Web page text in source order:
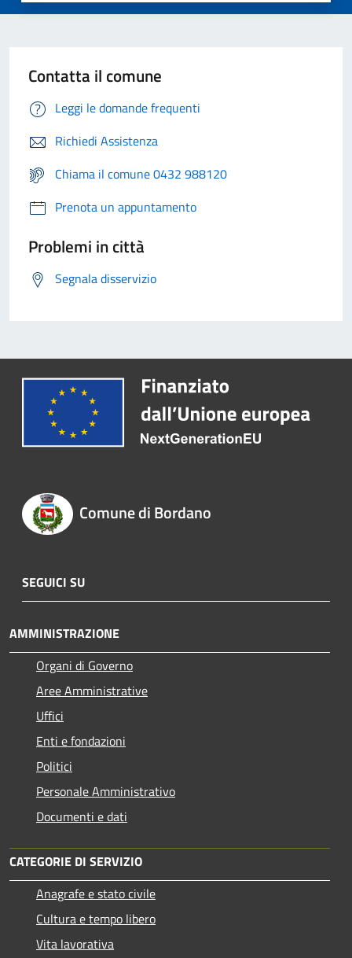
Contatta il comune
Leggi le domande frequenti
Richiedi Assistenza
Chiama il comune 0432 988120
Prenota un appuntamento
Problemi in città
Segnala disservizio
Comune di Bordano
SEGUICI SU
AMMINISTRAZIONE
Organi di Governo
Aree Amministrative
Uffici
Enti e fondazioni
Politici
Personale Amministrativo
Documenti e dati
CATEGORIE DI SERVIZIO
Anagrafe e stato civile
Cultura e tempo libero
Vita lavorativa